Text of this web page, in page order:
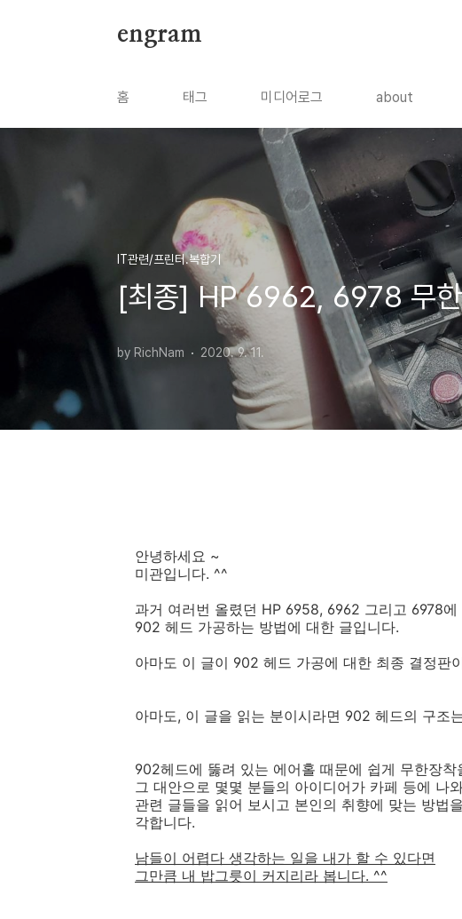
engram
홈 태그 미디어로그 about
IT관련/프린터.복합기
[최종] HP 6962, 6978 무한
by RichNam 2020. 9. 11.
안녕하세요 ~
미관입니다. ^^
과거 여러번 올렸던 HP 6958, 6962 그리고 6978
902 헤드 가공하는 방법에 대한 글입니다.
아마도 이 글이 902 헤드 가공에 대한 최종 결정판
아마도, 이 글을 읽는 분이시라면 902 헤드의 구조
902헤드에 뚫려 있는 에어홀 때문에 쉽게 무한장착
그 대안으로 몇몇 분들의 아이디어가 카페 등에 나
관련 글들을 읽어 보시고 본인의 취향에 맞는 방법
각합니다.
남들이 어렵다 생각하는 일을 내가 할 수 있다면
그만큼 내 밥그릇이 커지리라 봅니다. ^^